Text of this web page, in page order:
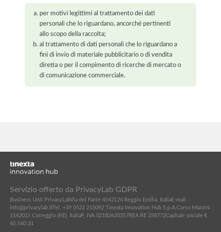
per motivi legittimi al trattamento dei dati
personali che lo riguardano, ancorché pertinenti
allo scopo della raccolta;
al trattamento di dati personali che lo riguardano a
fini di invio di materiale pubblicitario o di vendita
diretta o per il compimento di ricerche di mercato o
di comunicazione commerciale.
Servizio offerto da PrivacyLab GDPR
Business Unit PrivacyLabVia del Fante 4542124 Reggio Emilia, ItaliaE-mail
info@privacylab.itTel. +39 0522 215092 Tinexta Innovation Hub S.p.A.Corso Mazzini
1142015 Correggio (RE), ItaliaP. IVA 02182620357REA RE 258772Capitale sociale €
65.560,31